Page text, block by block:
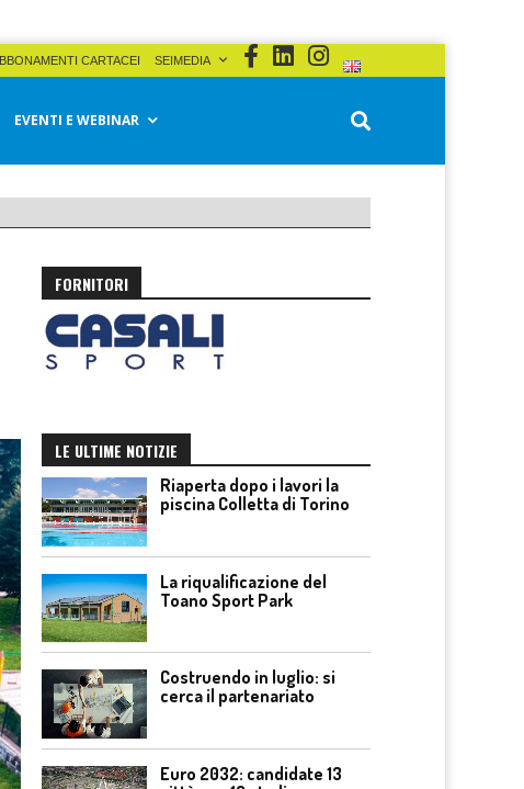
CARTACEI SEIMEDIA
EVENTI E WEBINAR
FORNITORI
LE ULTIME NOTIZIE
Riaperta dopo i lavori la
piscina Colletta di Torino
La riqualificazione del
Toano Sport Park
Costruendo in luglio: si
cerca il partenariato
Euro 2032: candidate 13